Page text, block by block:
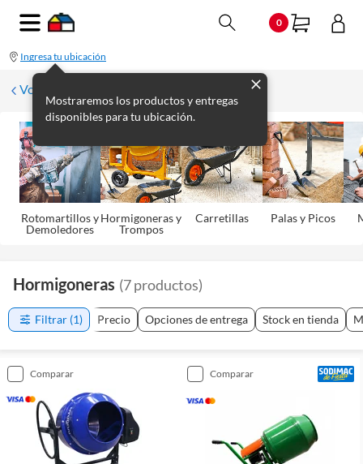
0
Ingresa tu ubicación
Mostraremos los productos y entregas
disponibles para tu ubicación.
Volver
Rotomartillos y
Demoledores
Hormigoneras y
Trompos
Carretillas Palas y Picos
Hormigoneras (7productos)
Filtrar (1) Precio Opciones de entrega Stock en tienda
comparar comparar